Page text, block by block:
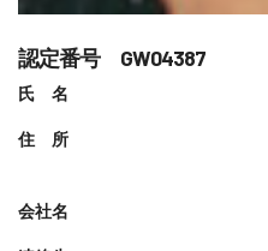
認定番号 GW04387
氏 名
住 所
会社名